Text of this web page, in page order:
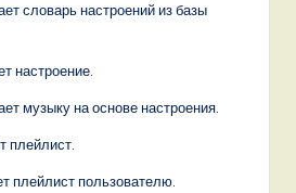
словарь настроений из базы
настроение.
музыку на основе настроения.
плейлист.
плейлист пользователю.